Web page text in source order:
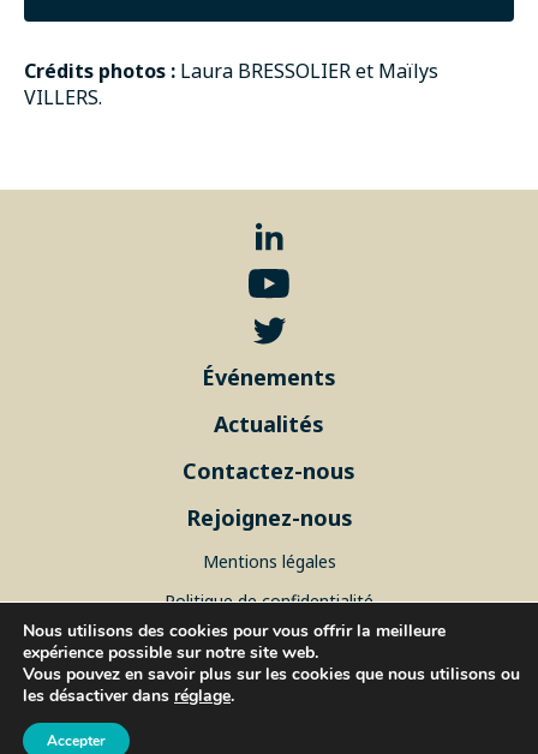
Crédits photos : Laura BRESSOLIER et Maïlys
VILLERS.
Événements
Actualités
Contactez-nous
Rejoignez-nous
Mentions légales
Politique de confidentialité
Plan du site
IUEM, rue Dumont d’Urville - 29280 Plouzané, FRANCE
Nous utilisons des cookies pour vous offrir la meilleure
expérience possible sur notre site web.
Vous pouvez en savoir plus sur les cookies que nous utilisons ou
les désactiver dans réglage.
Accepter